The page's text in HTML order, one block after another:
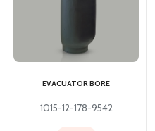
EVACUATOR BORE
1015-12-178-9542